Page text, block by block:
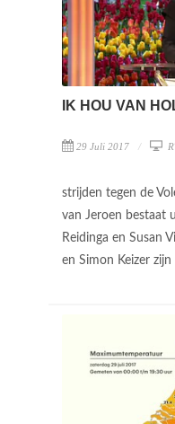
IK HOU VAN
29 Juli 2017
strijden tegen de
van Jeroen bestaat
Reidinga en Susan
en Simon Keizer